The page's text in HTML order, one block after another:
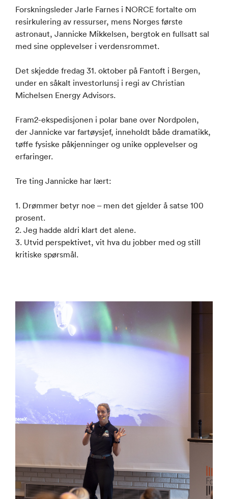
Forskningsleder Jarle Farnes i NORCE fortalte om
resirkulering av ressurser, mens Norges første
astronaut, Jannicke Mikkelsen, bergtok en fullsatt sal
med sine opplevelser i verdensrommet.
Det skjedde fredag 31. oktober på Fantoft i Bergen,
under en såkalt investorlunsj i regi av Christian
Michelsen Energy Advisors.
Fram2-ekspedisjonen i polar bane over Nordpolen,
der Jannicke var fartøysjef, inneholdt både dramatikk,
tøffe fysiske påkjenninger og unike opplevelser og
erfaringer.
Tre ting Jannicke har lært:
1. Drømmer betyr noe – men det gjelder å satse 100
prosent.
2. Jeg hadde aldri klart det alene.
3. Utvid perspektivet, vit hva du jobber med og still
kritiske spørsmål.